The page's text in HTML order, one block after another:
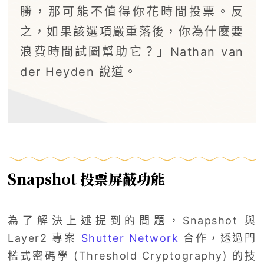
勝，那可能不值得你花時間投票。反
之，如果該選項嚴重落後，你為什麼要
浪費時間試圖幫助它？」Nathan van
der Heyden 說道。
Snapshot 投票屏蔽功能
為了解決上述提到的問題，Snapshot 與
Layer2 專案 Shutter Network 合作，透過門
檻式密碼學 (Threshold Cryptography) 的技